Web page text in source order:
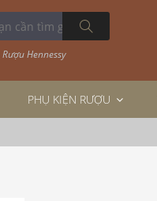
Rượu Hennessy
PHỤ KIỆN RƯỢU